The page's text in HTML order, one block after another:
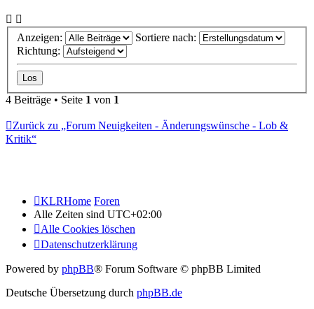
Anzeigen:
Sortiere nach:
Richtung:
4 Beiträge • Seite 1 von 1
Zurück zu „Forum Neuigkeiten - Änderungswünsche - Lob &
Kritik“
KLRHome Foren
Alle Zeiten sind UTC+02:00
Alle Cookies löschen
Datenschutzerklärung
Powered by phpBB® Forum Software © phpBB Limited
Deutsche Übersetzung durch phpBB.de